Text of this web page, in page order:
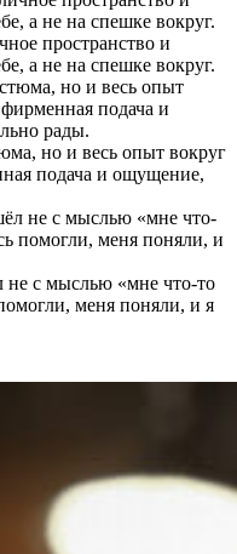
пространство и
а не на спешке вокруг.
но и весь опыт вокруг
подача и ощущение,
не с мыслью «мне что-то
меня поняли, и я